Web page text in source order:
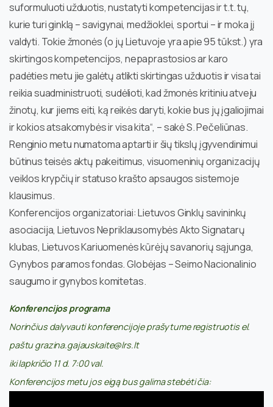
suformuluoti užduotis, nustatyti kompetencijas ir t.t. tų,
kurie turi ginklą – savigynai, medžioklei, sportui – ir moka jį
valdyti. Tokie žmonės (o jų Lietuvoje yra apie 95 tūkst.) yra
skirtingos kompetencijos, nepaprastosios ar karo
padėties metu jie galėtų atlikti skirtingas užduotis ir visa tai
reikia suadministruoti, sudėlioti, kad žmonės kritiniu atveju
žinotų, kur jiems eiti, ką reikės daryti, kokie bus jų įgaliojimai
ir kokios atsakomybės ir visa kita“, – sakė S. Pečeliūnas.
Renginio metu numatoma aptarti ir šių tikslų įgyvendinimui
būtinus teisės aktų pakeitimus, visuomeninių organizacijų
veiklos krypčių ir statuso krašto apsaugos sistemoje
klausimus.
Konferencijos organizatoriai: Lietuvos Ginklų savininkų
asociacija, Lietuvos Nepriklausomybės Akto Signatarų
klubas, Lietuvos Kariuomenės kūrėjų savanorių sąjunga,
Gynybos paramos fondas. Globėjas – Seimo Nacionalinio
saugumo ir gynybos komitetas.
Konferencijos programa
Norinčius dalyvauti konferencijoje prašytume registruotis el.
paštu grazina.gajauskaite@lrs.lt
iki lapkričio 11 d. 7:00 val.
Konferencijos metu jos eigą bus galima stebėti čia: